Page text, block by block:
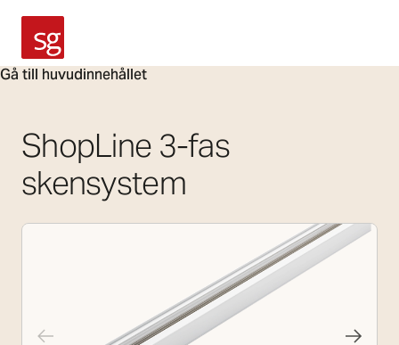
Gå till huvudinnehållet
SG Armaturen
ShopLine 3-fas
skensystem